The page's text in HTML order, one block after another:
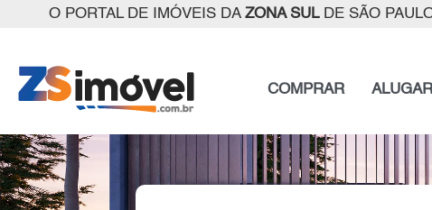
O PORTAL DE IMÓVEIS DA ZONA SULDE SÃO
COMPRAR ALUGAR